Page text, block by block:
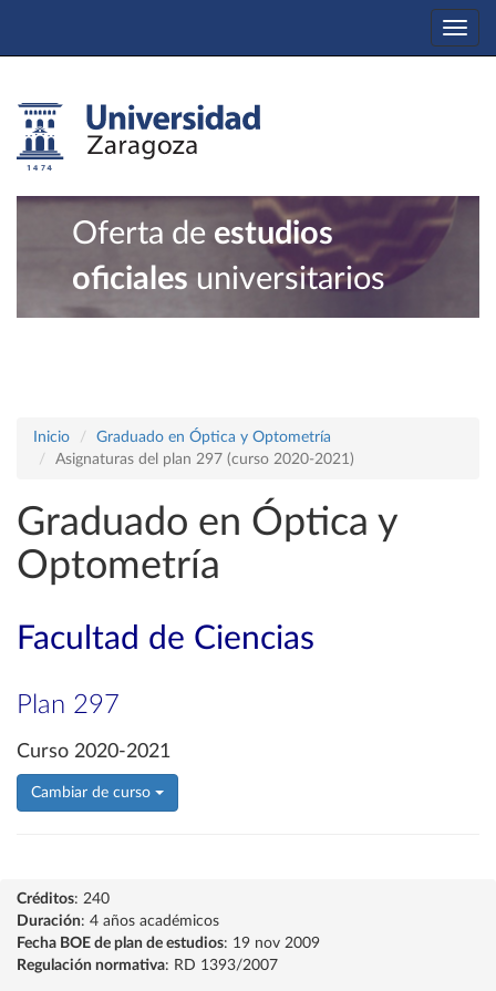
Oferta de estudios
oficiales universitarios
Inicio
Graduado en Óptica y Optometría
Asignaturas del plan 297 (curso 2020-2021)
Graduado en Óptica y
Optometría
Facultad de Ciencias
Plan 297
Curso 2020-2021
Cambiar de curso
Créditos: 240
Duración: 4 años académicos
Fecha BOE de plan de estudios: 19 nov 2009
Regulación normativa: RD 1393/2007